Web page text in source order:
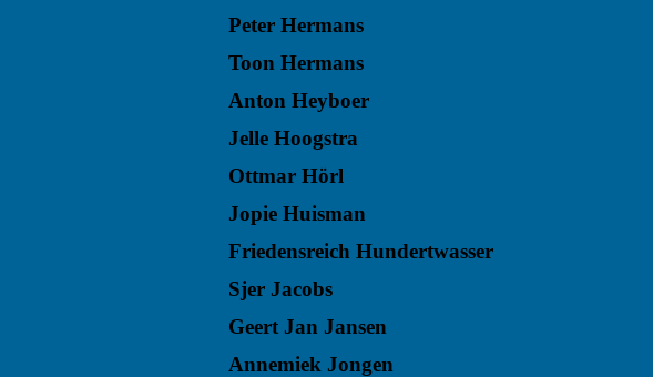
Peter Hermans
Toon Hermans
Anton Heyboer
Jelle Hoogstra
Ottmar Hörl
Jopie Huisman
Friedensreich Hundertwasser
Sjer Jacobs
Geert Jan Jansen
Annemiek Jongen